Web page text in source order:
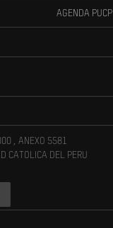
AGENDA PUCP
, ANEXO 5581
CATOLICA DEL PERU